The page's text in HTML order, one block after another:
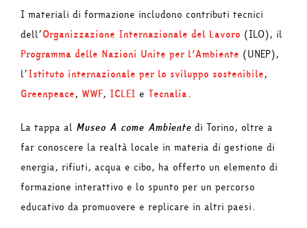
I materiali di formazione includono contributi tecnici
dell’Organizzazione Internazionale del Lavoro (ILO), il
Programma delle Nazioni Unite per l’Ambiente (UNEP),
l’Istituto internazionale per lo sviluppo sostenibile,
Greenpeace, WWF, ICLEI e Tecnalia.
La tappa al Museo A come Ambiente di Torino, oltre a
far conoscere la realtà locale in materia di gestione di
energia, rifiuti, acqua e cibo, ha offerto un elemento di
formazione interattivo e lo spunto per un percorso
educativo da promuovere e replicare in altri paesi.